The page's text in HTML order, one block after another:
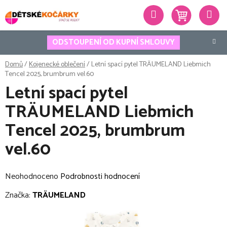
na
obsah
ODSTOUPENÍ OD KUPNÍ SMLOUVY
Hledat
Domů/Kojenecké oblečení/Letní spací pytel TRÄUMELAND Liebmich
Tencel 2025, brumbrum vel.60
Letní spací pytel
TRÄUMELAND Liebmich
Tencel 2025, brumbrum
vel.60
Průměrné
hodnocení
Neohodnoceno Podrobnosti hodnocení
Značka:TRÄUMELAND